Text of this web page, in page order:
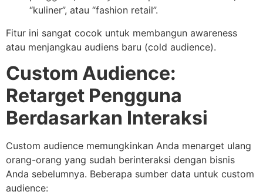
“kuliner”, atau “fashion retail”.
Fitur ini sangat cocok untuk membangun awareness
atau menjangkau audiens baru (cold audience).
Custom Audience:
Retarget Pengguna
Berdasarkan Interaksi
Custom audience memungkinkan Anda menarget ulang
orang-orang yang sudah berinteraksi dengan bisnis
Anda sebelumnya. Beberapa sumber data untuk custom
audience: